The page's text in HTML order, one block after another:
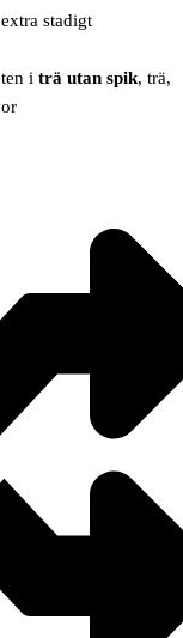
stadigt
iträ utan spik, trä,